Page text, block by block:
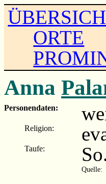
ORTE
Anna
Personendaten:
Religion:
Taufe:
Quelle: